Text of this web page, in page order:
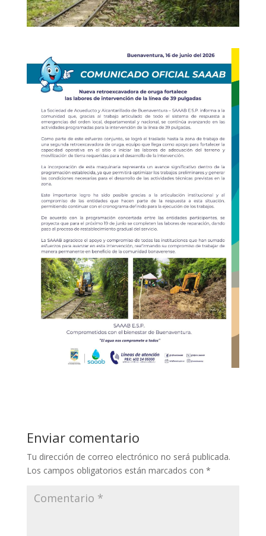
Enviar comentario
Tu dirección de correo electrónico no será publicada.
Los campos obligatorios están marcados con *